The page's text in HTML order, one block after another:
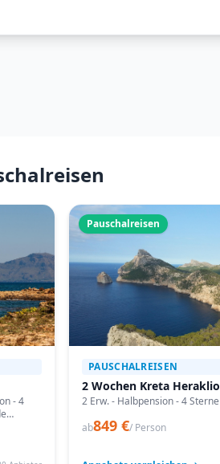
- 4
Pauschalreisen
PAUSCHALREISEN
2 Wochen Kreta
2 Erw. - Halbpension - 4 Sterne
ab849 €/ Person